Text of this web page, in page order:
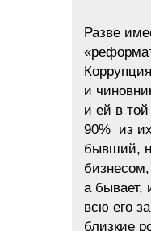
Разве
и
и ей в
90% из
бывший,
а бывает,
всю его
близкие